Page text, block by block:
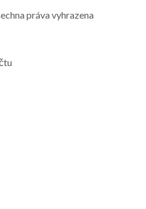
práva vyhrazena